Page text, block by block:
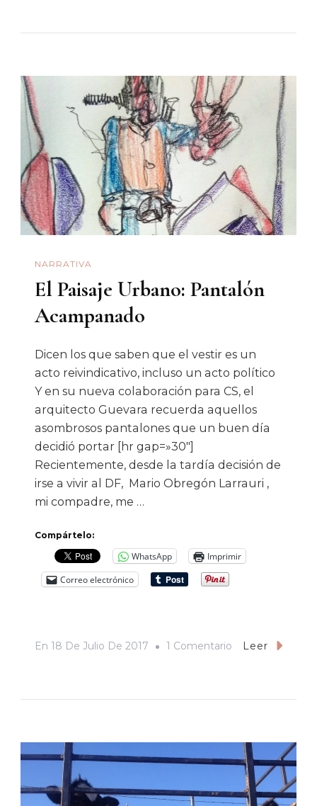
Novia
«El
Jeremías»
NARRATIVA
El Paisaje Urbano: Pantalón
Acampanado
Dicen los que saben que el vestir es un
acto reivindicativo, incluso un acto político
Y en su nueva colaboración para CS, el
arquitecto Guevara recuerda aquellos
asombrosos pantalones que un buen día
decidió portar [hr gap=»30″]
Recientemente, desde la tardía decisión de
irse a vivir al DF, Mario Obregón Larrauri ,
mi compadre, me …
Compártelo:
WhatsApp
Imprimir
Correo electrónico
En 18 De Julio De 2017 1 Comentario EnLeer